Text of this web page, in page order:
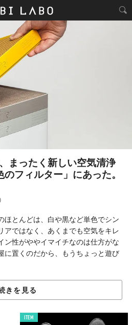
まったく新しい空気清浄
フィルター」にあった。
ほとんどは、白や黒など単色でシン
アではなく、あくまでも空気をキレ
ン性がややイマイチなのは仕方がな
に置くのだから、もうちょっと遊び
さんが考えたのが、カラフルなフ
ズ 可能な空気清浄機。
きを見る
ITEM